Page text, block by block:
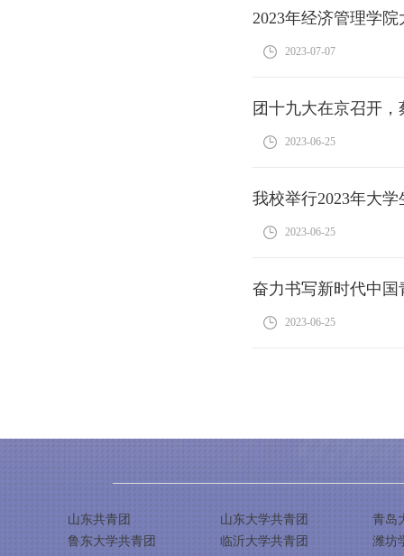
2023年经济管理学
2023-07-07
团十九大在京召开
2023-06-25
我校举行2023年大
2023-06-25
奋力书写新时代中
2023-06-25
山东共青团 山东大学共青团
青岛
鲁东大学共青团
临沂大学共青团
潍坊